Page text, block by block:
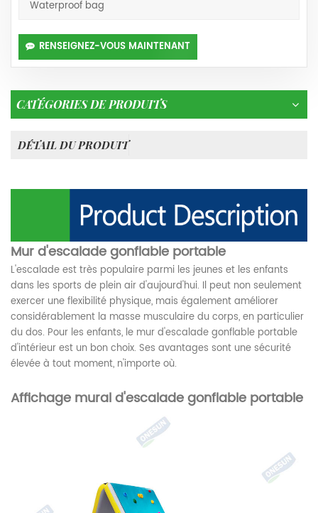
Waterproof bag
RENSEIGNEZ-VOUS MAINTENANT
CATÉGORIES DE PRODUITS
DÉTAIL DU PRODUIT
Mur d'escalade gonflable portable
L'escalade est très populaire parmi les jeunes et les enfants
dans les sports de plein air d'aujourd'hui. Il peut non seulement
exercer une flexibilité physique, mais également améliorer
considérablement la masse musculaire du corps, en particulier
du dos. Pour les enfants, le mur d'escalade gonflable portable
d'intérieur est un bon choix. Ses avantages sont une sécurité
élevée à tout moment, n'importe où.
Affichage mural d'escalade gonflable portable